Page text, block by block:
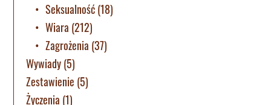
Seksualność(18)
Wiara (212)
Zagrożenia (37)
Wywiady(5)
Zestawienie (5)
Życzenia (1)